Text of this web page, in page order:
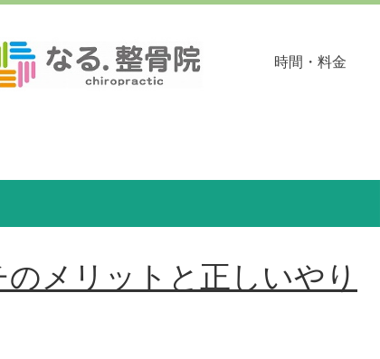
時間・料⾦
のメリットと正しいやり